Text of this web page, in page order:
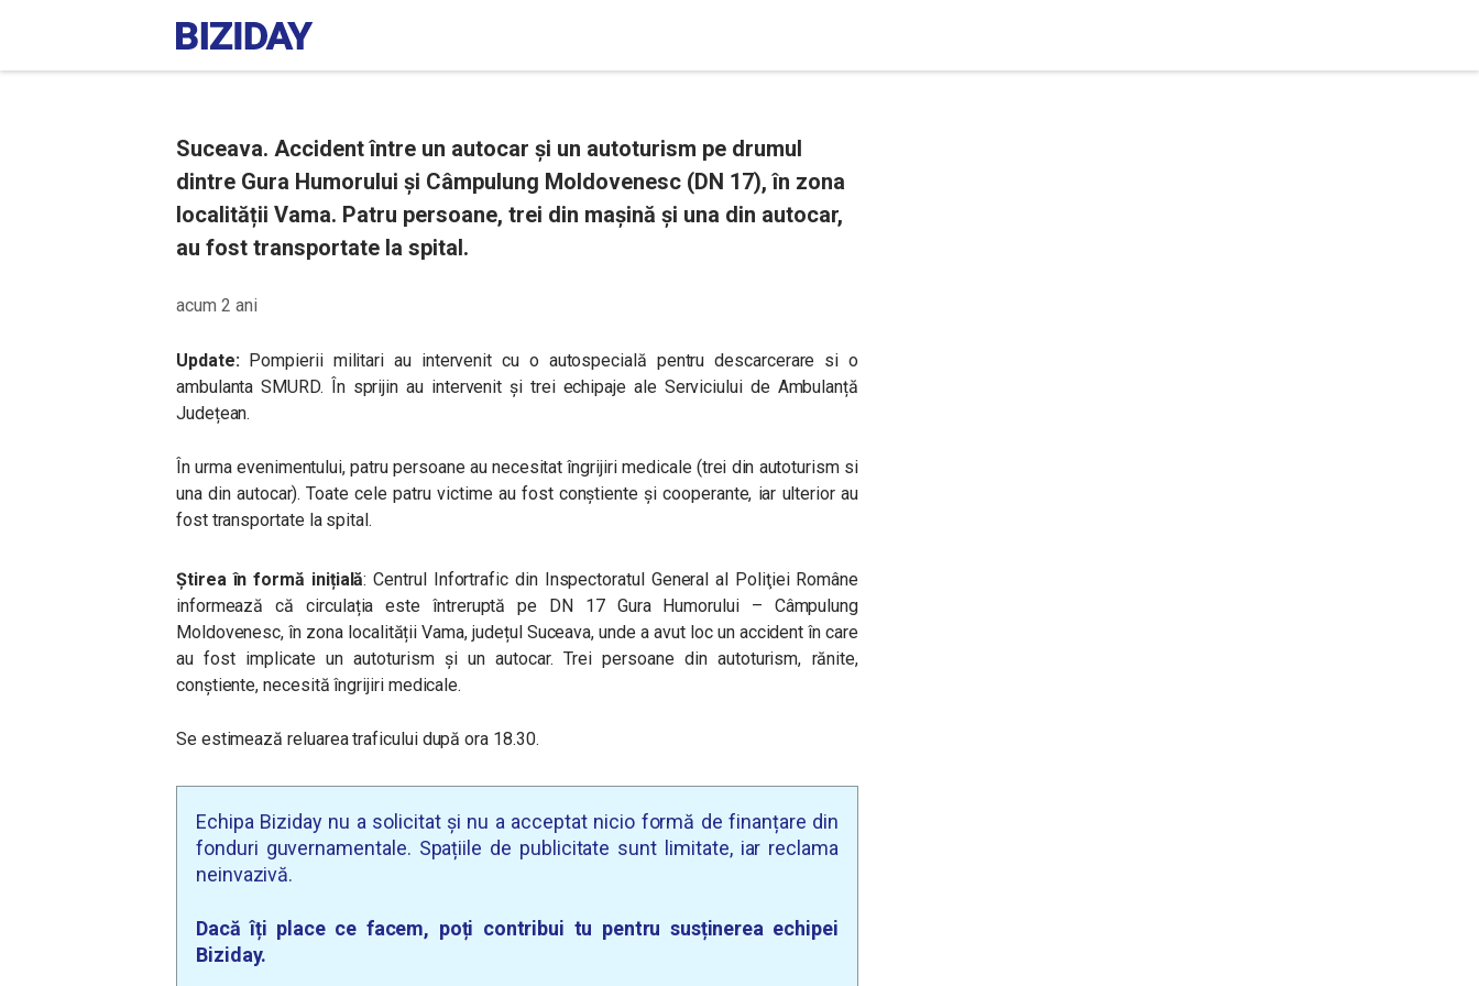
Suceava. Accident între un autocar și un autoturism pe drumul
dintre Gura Humorului și Câmpulung Moldovenesc (DN 17), în zona
localității Vama. Patru persoane, trei din mașină și una din autocar,
au fost transportate la spital.
acum 2 ani
Update:Pompierii militari au intervenit cu o autospecială pentru descarcerare si o
ambulanta SMURD. În sprijin au intervenit și trei echipaje ale Serviciului de Ambulanță
Județean.
În urma evenimentului, patru persoane au necesitat îngrijiri medicale (trei din autoturism si
una din autocar). Toate cele patru victime au fost conștiente și cooperante, iar ulterior au
fost transportate la spital.
Știrea în formă inițială: Centrul Infortrafic din Inspectoratul General al Poliţiei Române
informează că circulația este întreruptă pe DN 17 Gura Humorului – Câmpulung
Moldovenesc, în zona localității Vama, județul Suceava, unde a avut loc un accident în care
au fost implicate un autoturism și un autocar. Trei persoane din autoturism, rănite,
conștiente, necesită îngrijiri medicale.
Se estimează reluarea traficului după ora 18.30.
Echipa Biziday nu a solicitat și nu a acceptat nicio formă de finanțare din
fonduri guvernamentale. Spațiile de publicitate sunt limitate, iar reclama
neinvazivă.
Dacă îți place ce facem, poți contribui tu pentru susținerea echipei
Biziday.